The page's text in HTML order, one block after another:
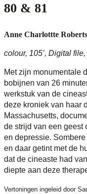
80 & 81
Anne Charlottte
colour, 105’, Digital
Met zijn monumentale
bobijnen van 26
werkstuk van de
deze kroniek van haar
Massachusetts,
de strijd van een geest
en depressie.
en daar getint met de
dat de cineaste had
diepte aan deze
Vertoningen ingeleid door